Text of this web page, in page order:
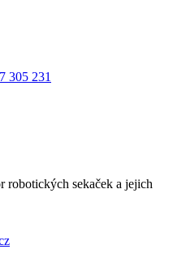
305 231
robotických sekaček a jejich